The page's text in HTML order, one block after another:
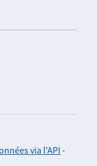
via l'API -